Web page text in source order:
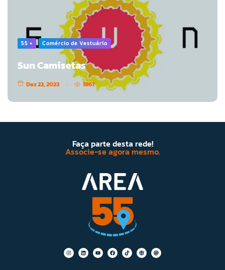
55 + Comércio de Vestuário
Sun Camisetas
Dez 22, 2023 1867
Faça parte desta rede!
Associe-se agora mesmo.